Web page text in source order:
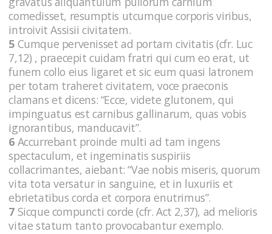
comedisset, resumptis utcumque corporis viribus,
introivit Assisii civitatem.
5 Cumque pervenisset ad portam civitatis (cfr. Luc
7,12) , praecepit cuidam fratri qui cum eo erat, ut
funem collo eius ligaret et sic eum quasi latronem
per totam traheret civitatem, voce praeconis
clamans et dicens: “Ecce, videte glutonem, qui
impinguatus est carnibus gallinarum, quas vobis
ignorantibus, manducavit”.
6 Accurrebant proinde multi ad tam ingens
spectaculum, et ingeminatis suspiriis
collacrimantes, aiebant: “Vae nobis miseris, quorum
vita tota versatur in sanguine, et in luxuriis et
ebrietatibus corda et corpora enutrimus”.
7 Sicque compuncti corde (cfr. Act 2,37), ad melioris
vitae statum tanto provocabantur exemplo.